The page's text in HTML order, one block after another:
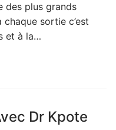
des plus grands
sortie c’est
et à la…
Dr Kpote